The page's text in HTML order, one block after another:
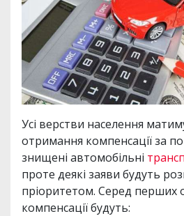
Усі верстви населення
отримання компенсації за
знищені автомобільні
проте деякі заяви будуть
пріоритетом. Серед перших
компенсації будуть: